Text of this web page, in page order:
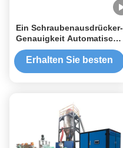
Ein Schraubenausdrücker-
Genauigkeit Automatische
Extrusionsmaschine mit 3
Kühlzonen
Erhalten Sie besten